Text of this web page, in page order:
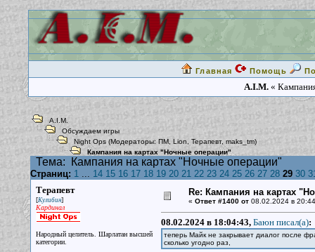
Главная Помощь
A.I.M. «
A.I.M.
Обсуждаем игры
Night Ops (Модераторы: ПМ,Lion Терапевт, maks_tm)
Кампания на картах "Ночные операции"
Тема: Кампания на картах "Ночные операции"
Страниц: 1... 14 15 16 17 18 19 20 21 22 23 24 25 26 27 28 29 30
Терапевт
[Кулибин]
Кардинал
Народный целитель. Шарлатан высшей
категории.
Re: Кампания на картах
« Ответ #1400 от08.02.2024 в
08.02.2024 в 18:04:43, Баюн писал(a):
теперь Майк не закрывает диалог после
сколько угодно раз,